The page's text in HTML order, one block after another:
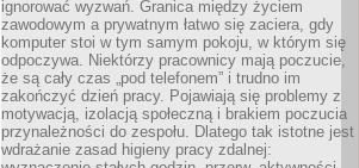
ignorować wyzwań. Granica między życiem
zawodowym a prywatnym łatwo się zaciera, gdy
komputer stoi w tym samym pokoju, w którym się
odpoczywa. Niektórzy pracownicy mają poczucie,
że są cały czas „pod telefonem” i trudno im
zakończyć dzień pracy. Pojawiają się problemy z
motywacją, izolacją społeczną i brakiem poczucia
przynależności do zespołu. Dlatego tak istotne jest
wdrażanie zasad higieny pracy zdalnej: